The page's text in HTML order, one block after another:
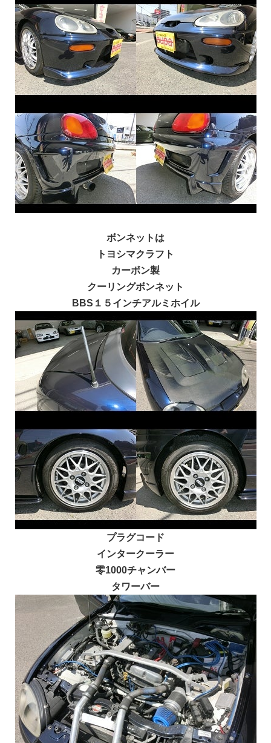
ボンネットは
トヨシマクラフト
カーボン製
クーリングボンネット
BBS１５インチアルミホイル
プラグコード
インタークーラー
零1000チャンバー
タワーバー